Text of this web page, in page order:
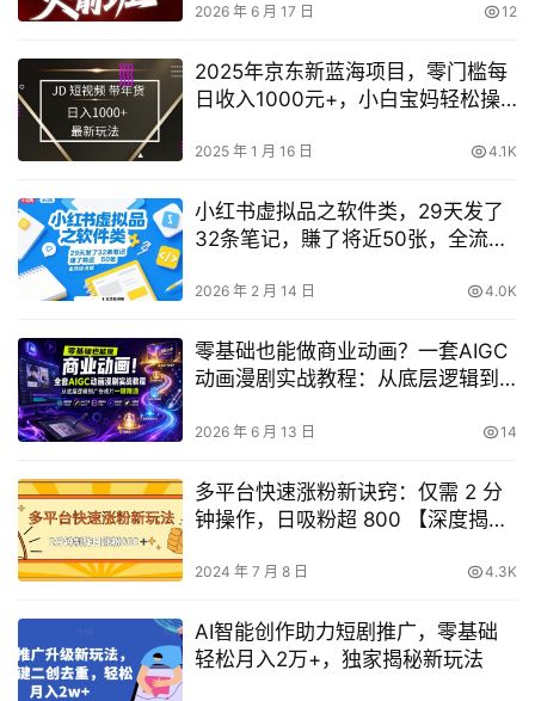
收”的第三曲线
2026 年 6 月 17 日 12
2025年京东新蓝海项目，零门槛每
日收入1000元+，小白宝妈轻松操
2025 年 1 月 16 日 4.1K
小红书虚拟品之软件类，29天发了
32条笔记，賺了将近50张，全流程
2026 年 2 月 14 日 4.0K
零基础也能做商业动画？一套AIGC
动画漫剧实战教程：从底层逻辑到
2026 年 6 月 13 日 14
多平台快速涨粉新诀窍：仅需 2 分
钟操作，日吸粉超 800 【深度揭
2024 年 7 月 8 日 4.3K
AI智能创作助力短剧推广，零基础
轻松月入2万+，独家揭秘新玩法